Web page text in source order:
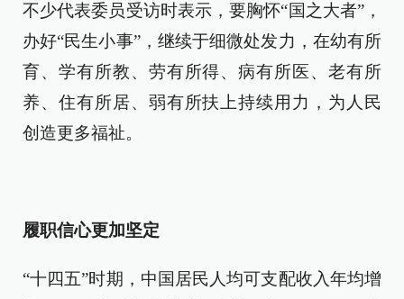
不少代表委员受访时表示，要胸怀“国之大者”，
办好“民生小事”，继续于细微处发力，在幼有所
育、学有所教、劳有所得、病有所医、老有所
养、住有所居、弱有所扶上持续用力，为人民
创造更多福祉。
履职信心更加坚定
“十四五”时期，中国居民人均可支配收入年均增